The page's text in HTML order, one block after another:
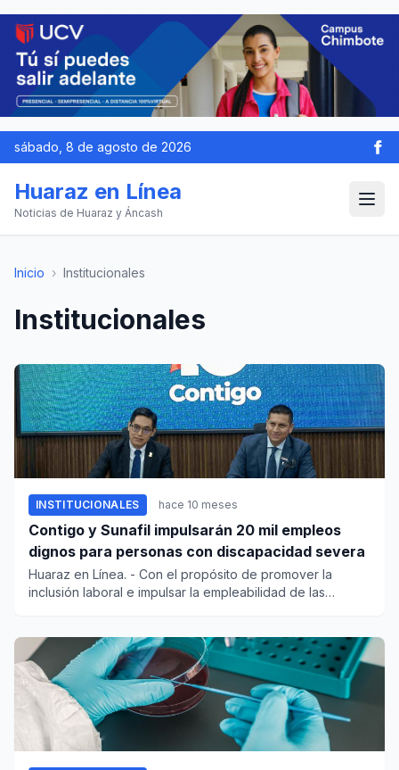
sábado, 8 de agosto de 2026
Huaraz en Línea
Noticias de Huaraz y Áncash
Inicio › Institucionales
Institucionales
INSTITUCIONALES hace 10 meses
Contigo y Sunafil impulsarán 20 mil empleos
dignos para personas con discapacidad severa
Huaraz en Línea. - Con el propósito de promover la
inclusión laboral e impulsar la empleabilidad de las